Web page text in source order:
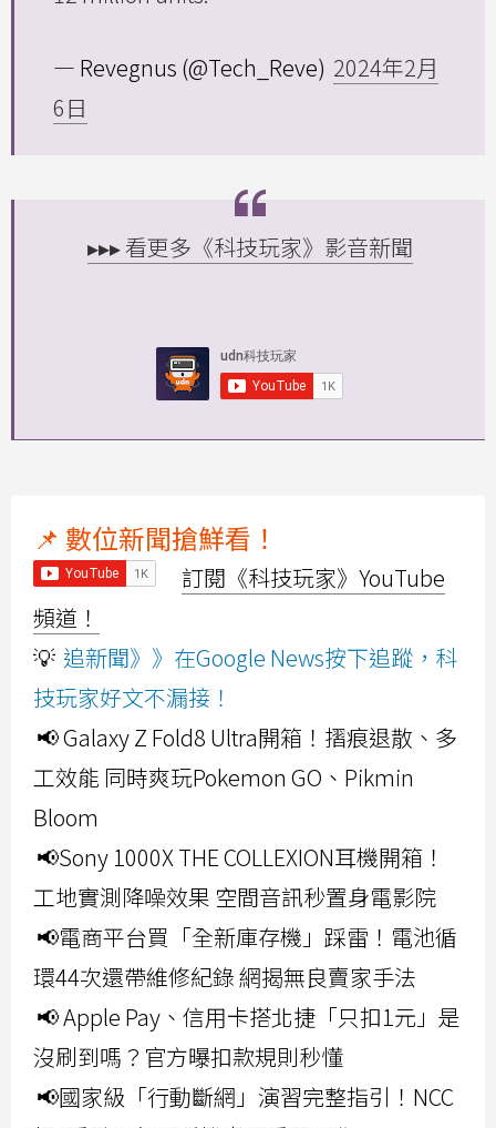
— Revegnus (@Tech_Reve) 2024年2月
6日
▸▸▸ 看更多《科技玩家》影音新聞
📌 數位新聞搶鮮看！
訂閱《科技玩家》YouTube
頻道！
💡 追新聞》》在Google News按下追蹤，科
技玩家好文不漏接！
📢 Galaxy Z Fold8 Ultra開箱！摺痕退散、多
工效能 同時爽玩Pokemon GO、Pikmin
Bloom
📢Sony 1000X THE COLLEXION耳機開箱！
工地實測降噪效果 空間音訊秒置身電影院
📢電商平台買「全新庫存機」踩雷！電池循
環44次還帶維修紀錄 網揭無良賣家手法
📢 Apple Pay、信用卡搭北捷「只扣1元」是
沒刷到嗎？官方曝扣款規則秒懂
📢國家級「行動斷網」演習完整指引！NCC